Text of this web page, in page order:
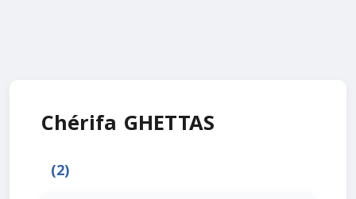
Chérifa GHETTAS
(2)